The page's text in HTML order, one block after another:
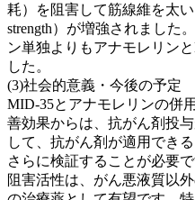
耗）を阻害して筋線維を太
strength）が増強されました
ン単独よりもアナモレリン
した。
(3)社会的意義・今後の予定
MID-35とアナモレリンの併
善効果からは、抗がん剤投
して、抗がん剤が適用でき
さらに検証することが必要
阻害活性は、がん悪液質以